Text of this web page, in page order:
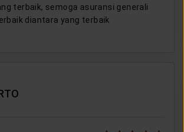
terbaik, semoga asuransi generali
diantara yang terbaik